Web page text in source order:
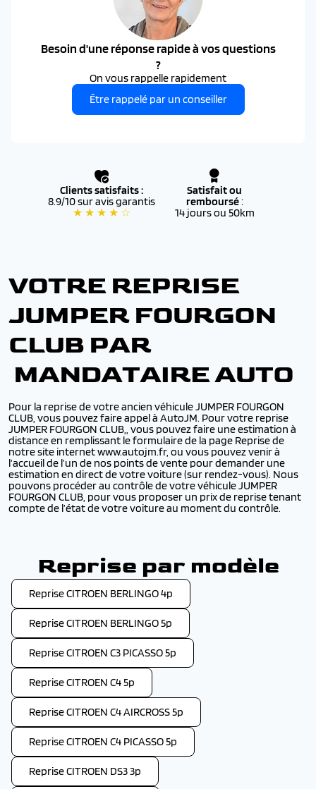
Besoin d'une réponse rapide à vos questions
?
On vous rappelle rapidement
Être rappelé par un conseiller
Clients satisfaits :
8.9/10 sur avis garantis
★ ★ ★ ★ ☆
Satisfait ou
remboursé:
14 jours ou 50km
VOTRE REPRISE
JUMPER FOURGON
CLUB PAR
MANDATAIRE AUTO
Pour la reprise de votre ancien véhicule JUMPER FOURGON
CLUB, vous pouvez faire appel à AutoJM. Pour votre reprise
JUMPER FOURGON CLUB,, vous pouvez faire une estimation à
distance en remplissant le formulaire de la page Reprise de
notre site internet www.autojm.fr, ou vous pouvez venir à
l’accueil de l’un de nos points de vente pour demander une
estimation en direct de votre voiture (sur rendez-vous). Nous
pouvons procéder au contrôle de votre véhicule JUMPER
FOURGON CLUB, pour vous proposer un prix de reprise tenant
compte de l’état de votre voiture au moment du contrôle.
Reprise par modèle
Reprise CITROEN BERLINGO 4p
Reprise CITROEN BERLINGO 5p
Reprise CITROEN C3 PICASSO 5p
Reprise CITROEN C4 5p
Reprise CITROEN C4 AIRCROSS 5p
Reprise CITROEN C4 PICASSO 5p
Reprise CITROEN DS3 3p